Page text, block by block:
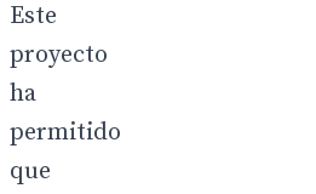
Este
proyecto
ha
permitido
que